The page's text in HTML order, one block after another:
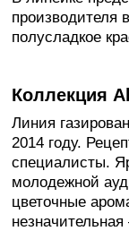
производителя
полусладкое
Коллекция
Линия
2014 году.
специалисты.
молодежной
цветочные
незначительная